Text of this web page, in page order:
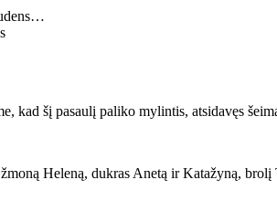
kad šį pasaulį paliko mylintis, atsidavęs
Heleną, dukras Anetą ir Katažyną,